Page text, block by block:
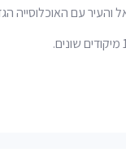
והעיר עם האוכלוסייה